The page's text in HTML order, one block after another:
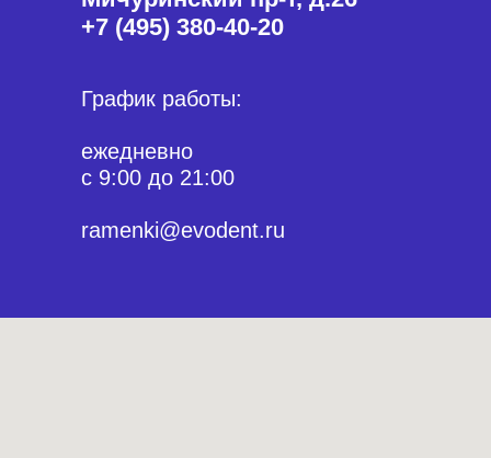
График работы:
ежедневно
с 9:00 до 21:00
ramenki@evodent.ru
+7 (495) 380-40-20